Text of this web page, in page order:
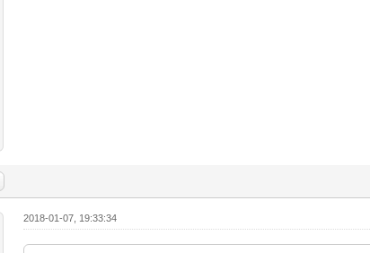
2018-01-07, 19:33:34